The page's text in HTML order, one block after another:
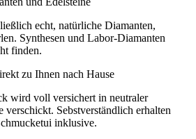
echt, natürliche Diamanten,
Synthesen und Labor-Diamanten
finden.
zu Ihnen nach Hause
wird voll versichert in neutraler
verschickt. Sebstverständlich erhalten
inklusive.